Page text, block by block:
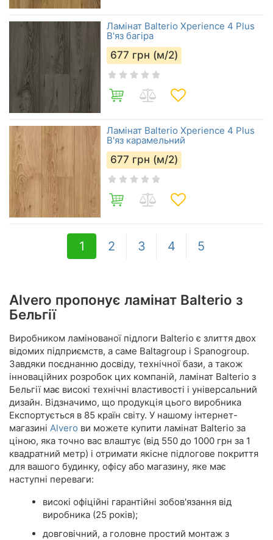
Ламінат Balterio Xperience 4 Plus
В'яз багіра
677 грн (м/2)
Ламінат Balterio Xperience 4 Plus
В'яз карамельний
677 грн (м/2)
1 2 3 4 5
Alvero пропонує ламінат Balterio з
Бельгії
Виробником ламінованої підлоги Balterio є злиття двох
відомих підприємств, а саме Baltagroup і Spanogroup.
Завдяки поєднанню досвіду, технічної бази, а також
інноваційних розробок цих компаній, ламінат Balterio з
Бельгії має високі технічні властивості і універсальний
дизайн. Відзначимо, що продукція цього виробника
Експортується в 85 країн світу. У нашому інтернет-
магазині Alvero ви можете купити ламінат Balterio за
ціною, яка точно вас влаштує (від 550 до 1000 грн за 1
квадратний метр) і отримати якісне підлогове покриття
для вашого будинку, офісу або магазину, яке має
наступні переваги:
високі офіційні гарантійні зобов'язання від
виробника (25 років);
довговічний, а головне простий монтаж з